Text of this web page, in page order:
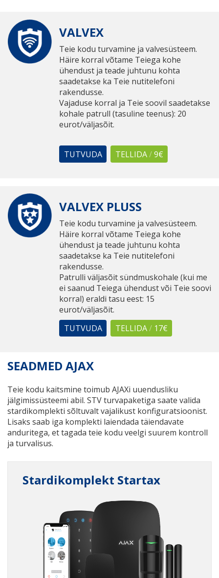
VALVEX
Teie kodu turvamine ja valvesüsteem.
Häire korral võtame Teiega kohe
ühendust ja teade juhtunu kohta
saadetakse ka Teie nutitelefoni
rakendusse.
Vajaduse korral ja Teie soovil saadetakse
kohale patrull (tasuline teenus): 20
eurot/väljasõit.
TUTVUDA TELLIDA/9€
VALVEX PLUSS
Teie kodu turvamine ja valvesüsteem.
Häire korral võtame Teiega kohe
ühendust ja teade juhtunu kohta
saadetakse ka Teie nutitelefoni
rakendusse.
Patrulli väljasõit sündmuskohale (kui me
ei saanud Teiega ühendust või Teie soovi
korral) eraldi tasu eest: 15
eurot/väljasõit.
TUTVUDA
TELLIDA/17€
SEADMED AJAX
Teie kodu kaitsmine toimub AJAXi uuendusliku
jälgimissüsteemi abil. STV turvapaketiga saate valida
stardikomplekti sõltuvalt vajalikust konfiguratsioonist.
Lisaks saab iga komplekti laiendada täiendavate
anduritega, et tagada teie kodu veelgi suurem kontroll
ja turvalisus.
Stardikomplekt Startax